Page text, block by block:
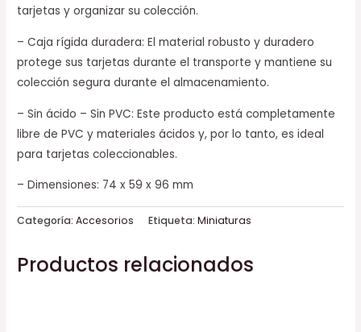
tarjetas y organizar su colección.
– Caja rígida duradera: El material robusto y duradero
protege sus tarjetas durante el transporte y mantiene su
colección segura durante el almacenamiento.
– Sin ácido – Sin PVC: Este producto está completamente
libre de PVC y materiales ácidos y, por lo tanto, es ideal
para tarjetas coleccionables.
– Dimensiones: 74 x 59 x 96 mm
Categoría:Accesorios Etiqueta:Miniaturas
Productos relacionados